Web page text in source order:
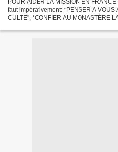
POUR AIDER LA MISSION EN FRANCE
faut impérativement: *PENSER A VOUS
CULTE", *CONFIER AU MONASTÈRE
déductible...